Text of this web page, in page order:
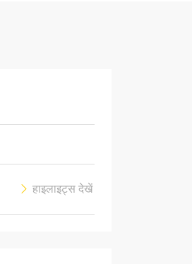
हाइलाइट्स देखें